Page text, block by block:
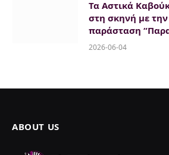
Τα Αστικά
στη σκηνή με
παράσταση
2026-06-04
ABOUT US